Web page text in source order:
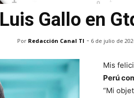
Luis Gallo en
Por Redacción Canal TI - 6 de julio de
Mis
Perú
“Mi